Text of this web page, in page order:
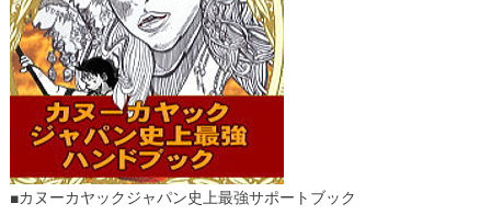
■カヌーカヤックジャパン史上最強サポートブック